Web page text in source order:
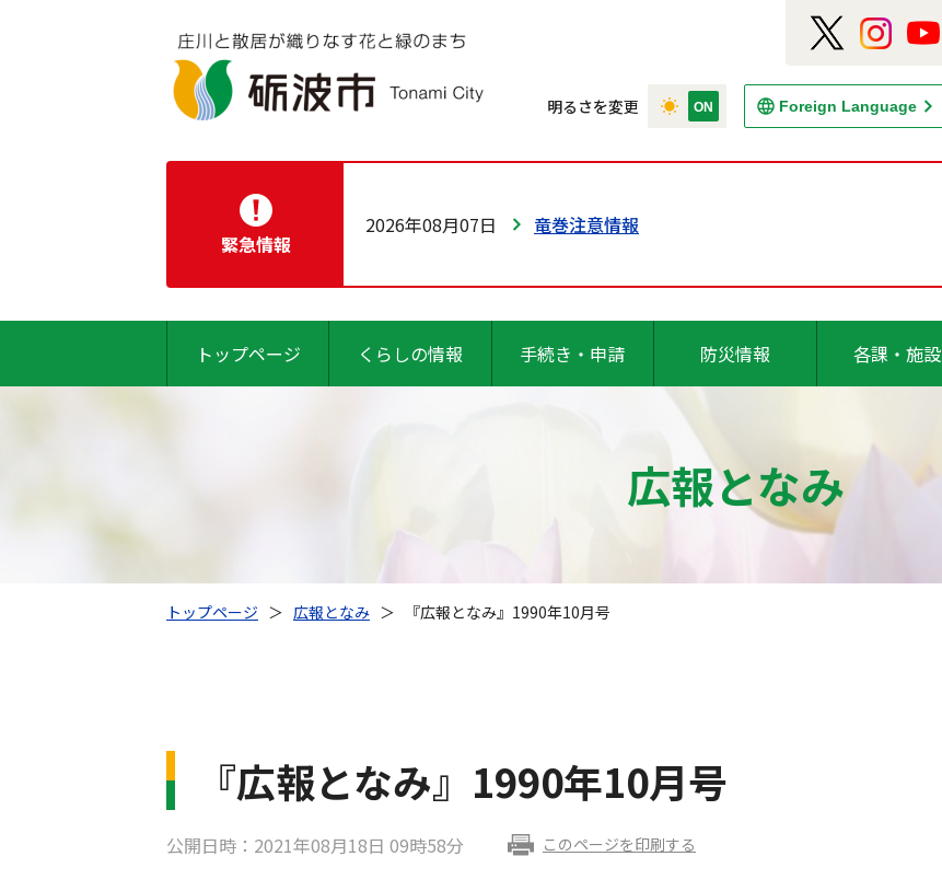
明るさを変更 Foreign Language
緊急情報
2026年08月07日 竜巻注意情報
トップページ くらしの情報 手続き・申請 防災情報 各課・施設
広報となみ
トップページ ＞ 広報となみ ＞ 『広報となみ』1990年10月号
『広報となみ』1990年10月号
公開日時：2021年08月18日 09時58分 このページを印刷する